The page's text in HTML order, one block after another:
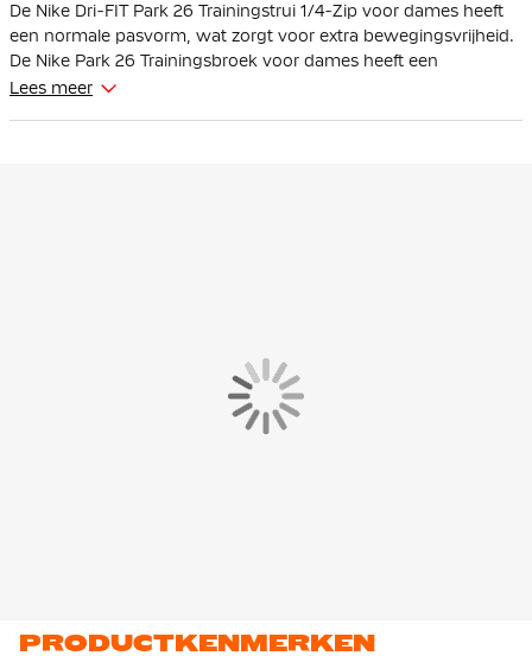
De Nike Dri-FIT Park 26 Trainingstrui 1/4-Zip voor dames heeft
een normale pasvorm, wat zorgt voor extra bewegingsvrijheid.
De Nike Park 26 Trainingsbroek voor dames heeft een
standaard pasvorm en is voorzien van een elastische tailleband
De Nike Park 26 Trainingstrui en Trainingsbroek zijn gemaakt
100% gerecycled polyester. Dankzij de Nike Dri-FIT
technologie wordt zweet effectief afgevoerd naar de bovenste
Lees meer
PRODUCTKENMERKEN